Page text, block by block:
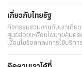
เกี่ยวกับไทยรัฐ
กิจกรรมร่วมงานกับเราเกี่ย
ศูนย์ช่วยเหลือนโยบายคุ้มค
เงื่อนไขข้อตกลงการใช้บริการ